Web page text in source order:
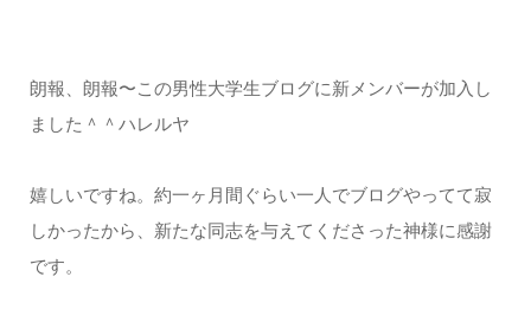
朗報、朗報〜この男性大学生ブログに新メンバーが加入し
ました＾＾ハレルヤ
嬉しいですね。約一ヶ月間ぐらい一人でブログやってて寂
しかったから、新たな同志を与えてくださった神様に感謝
です。